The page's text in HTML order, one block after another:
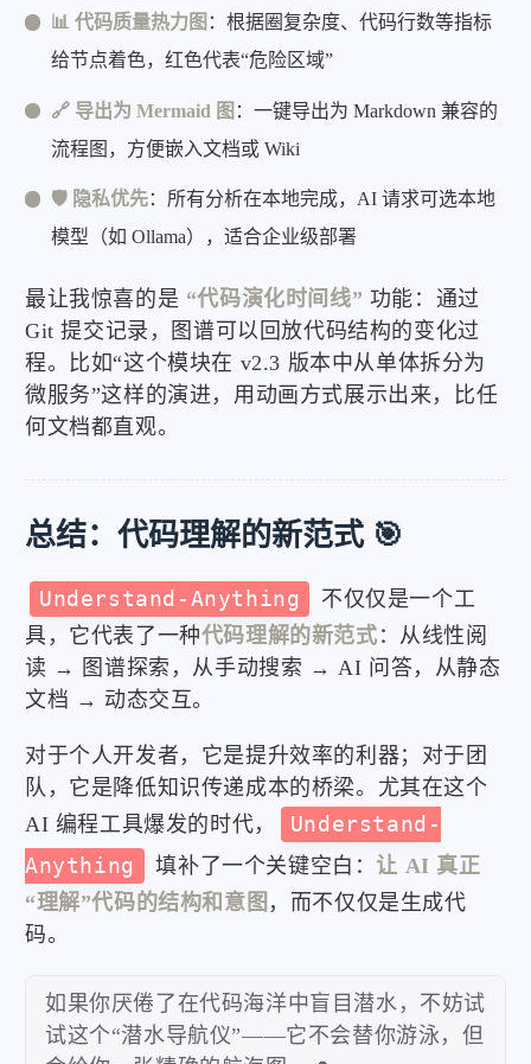
📊 代码质量热力图 ：根据圈复杂度、代码行数等指标
给节点着色，红色代表“危险区域”
🔗 导出为 Mermaid 图 ：一键导出为 Markdown 兼容的
流程图，方便嵌入文档或 Wiki
🛡️ 隐私优先：所有分析在本地完成，AI 请求可选本地
模型（如 Ollama），适合企业级部署
最让我惊喜的是 “代码演化时间线” 功能：通过
Git 提交记录，图谱可以回放代码结构的变化过
程。比如“这个模块在 v2.3 版本中从单体拆分为
微服务”这样的演进，用动画方式展示出来，比任
何文档都直观。
总结：代码理解的新范式 🎯
Understand-Anything
不仅仅是一个工
具，它代表了一种代码理解的新范式 ：从线性阅
读 → 图谱探索，从手动搜索 → AI 问答，从静态
文档 → 动态交互。
对于个人开发者，它是提升效率的利器；对于团
队，它是降低知识传递成本的桥梁。尤其在这个
AI 编程工具爆发的时代，
Understand-
Anything
填补了一个关键空白： 让 AI 真正
“理解”代码的结构和意图 ，而不仅仅是生成代
码。
如果你厌倦了在代码海洋中盲目潜水，不妨试
试这个“潜水导航仪”——它不会替你游泳，但